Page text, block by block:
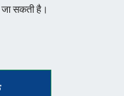
जा सकती है।